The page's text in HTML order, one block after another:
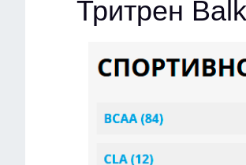
Тритрен